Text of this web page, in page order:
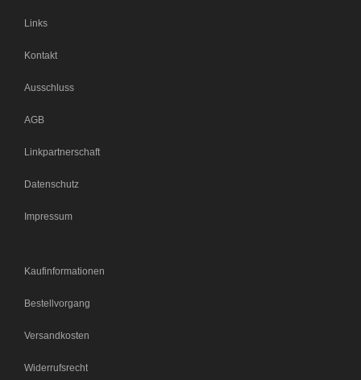
Links
Kontakt
Ausschluss
AGB
Linkpartnerschaft
Datenschutz
Impressum
Kaufinformationen
Bestellvorgang
Versandkosten
Widerrufsrecht